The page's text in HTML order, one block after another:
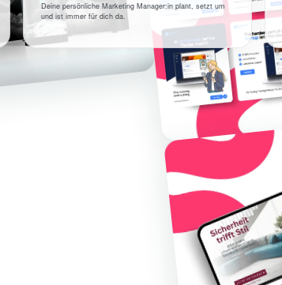
Deine persönliche Marketing Manager:in plant, setzt um
und ist immer für dich da.